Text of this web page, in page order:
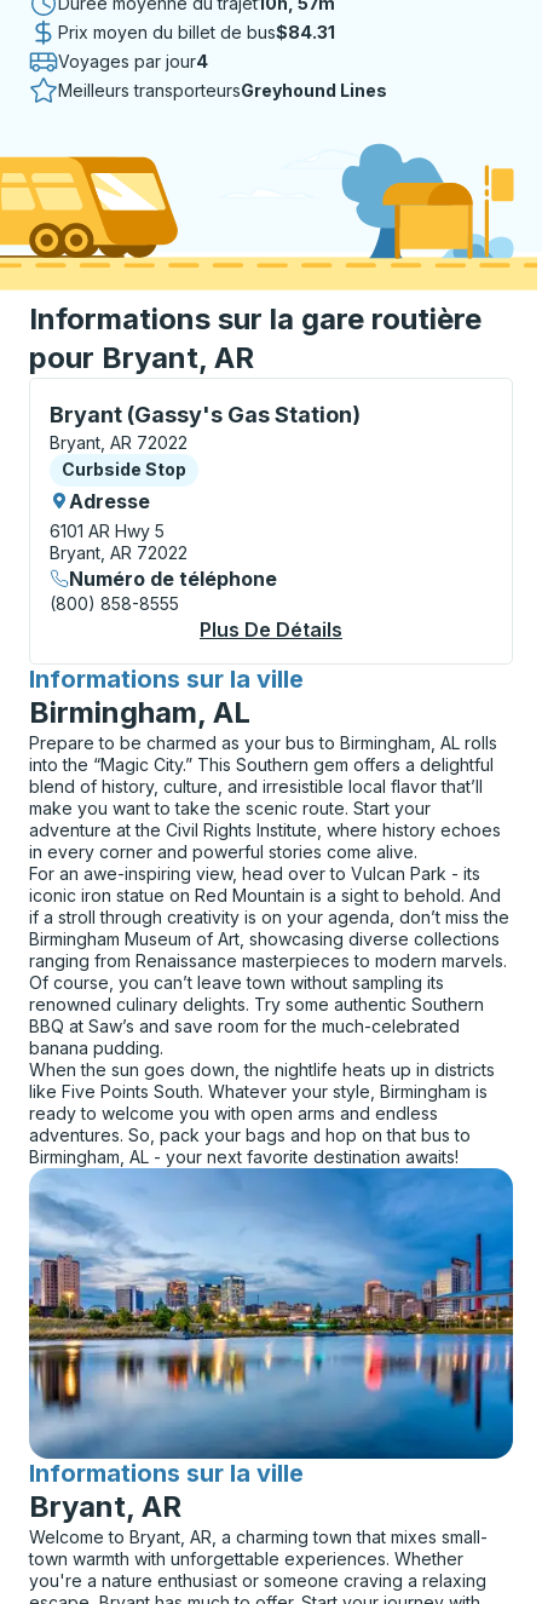
Prix moyen du billet de bus$84.31
Voyages par jour4
Meilleurs transporteursGreyhound Lines
Informations sur la gare routière
pour Bryant, AR
Bryant (Gassy's Gas Station)
Curbside Stop, utilisez les touches fléchées ou la
Bryant, AR 72022
Curbside Stop
Curbside Stop
Adresse
6101 AR Hwy 5
Bryant, AR 72022
Numéro de téléphone
(800) 858-8555
Plus De Détails
Informations sur la ville
pour
Birmingham, AL
Prepare to be charmed as your bus to Birmingham, AL rolls
into the “Magic City.” This Southern gem offers a delightful
blend of history, culture, and irresistible local flavor that’ll
make you want to take the scenic route. Start your
adventure at the Civil Rights Institute, where history echoes
in every corner and powerful stories come alive.
For an awe-inspiring view, head over to Vulcan Park - its
iconic iron statue on Red Mountain is a sight to behold. And
if a stroll through creativity is on your agenda, don’t miss the
Birmingham Museum of Art, showcasing diverse collections
ranging from Renaissance masterpieces to modern marvels.
Of course, you can’t leave town without sampling its
renowned culinary delights. Try some authentic Southern
BBQ at Saw’s and save room for the much-celebrated
banana pudding.
When the sun goes down, the nightlife heats up in districts
like Five Points South. Whatever your style, Birmingham is
ready to welcome you with open arms and endless
adventures. So, pack your bags and hop on that bus to
Birmingham, AL - your next favorite destination awaits!
Informations sur la ville
pour
Bryant, AR
Welcome to Bryant, AR, a charming town that mixes small-
town warmth with unforgettable experiences. Whether
you're a nature enthusiast or someone craving a relaxing